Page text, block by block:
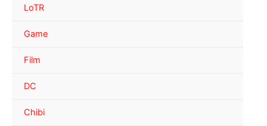
LoTR
Game
Film
DC
Chibi